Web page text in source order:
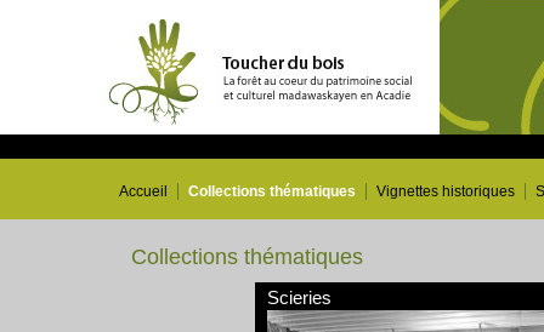
Accueil Collections thématiques Vignettes historiques
Collections thématiques
Scieries